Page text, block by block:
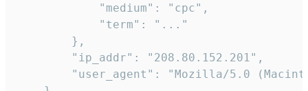
            "medium": "cpc",
            "term": "..."
        },
        "ip_addr": "208.80.152.201",
"user_agent": "Mozilla/5.0